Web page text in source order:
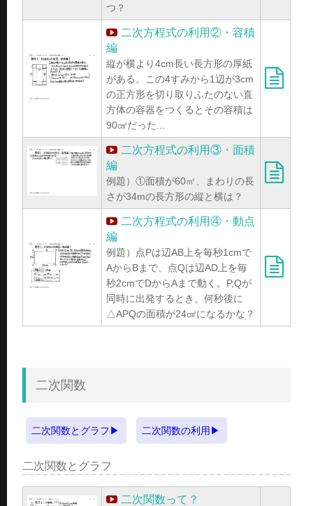
つ？
二次方程式の利用②・容積
編
縦が横より4cm長い長方形の厚紙
がある。この4すみから1辺が3cm
の正方形を切り取りふたのない直
方体の容器をつくるとその容積は
90㎤だった...
二次方程式の利用③・面積
編
例題）①面積が60㎡、まわりの長
さが34mの長方形の縦と横は？
二次方程式の利用④・動点
編
例題）点Pは辺AB上を毎秒1cmで
AからBまで、点Qは辺AD上を毎
秒2cmでDからAまで動く。P,Qが
同時に出発するとき、何秒後に
△APQの面積が24㎠になるかな？
二次関数
二次関数とグラフ 二次関数の利用
二次関数とグラフ
二次関数って？